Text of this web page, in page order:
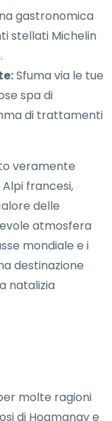
gastronomica
stellati Michelin
Sfuma via le tue
spa di
di trattamenti
veramente
francesi,
delle
atmosfera
mondiale e i
destinazione
natalizia
molte ragioni
di Hogmanay e